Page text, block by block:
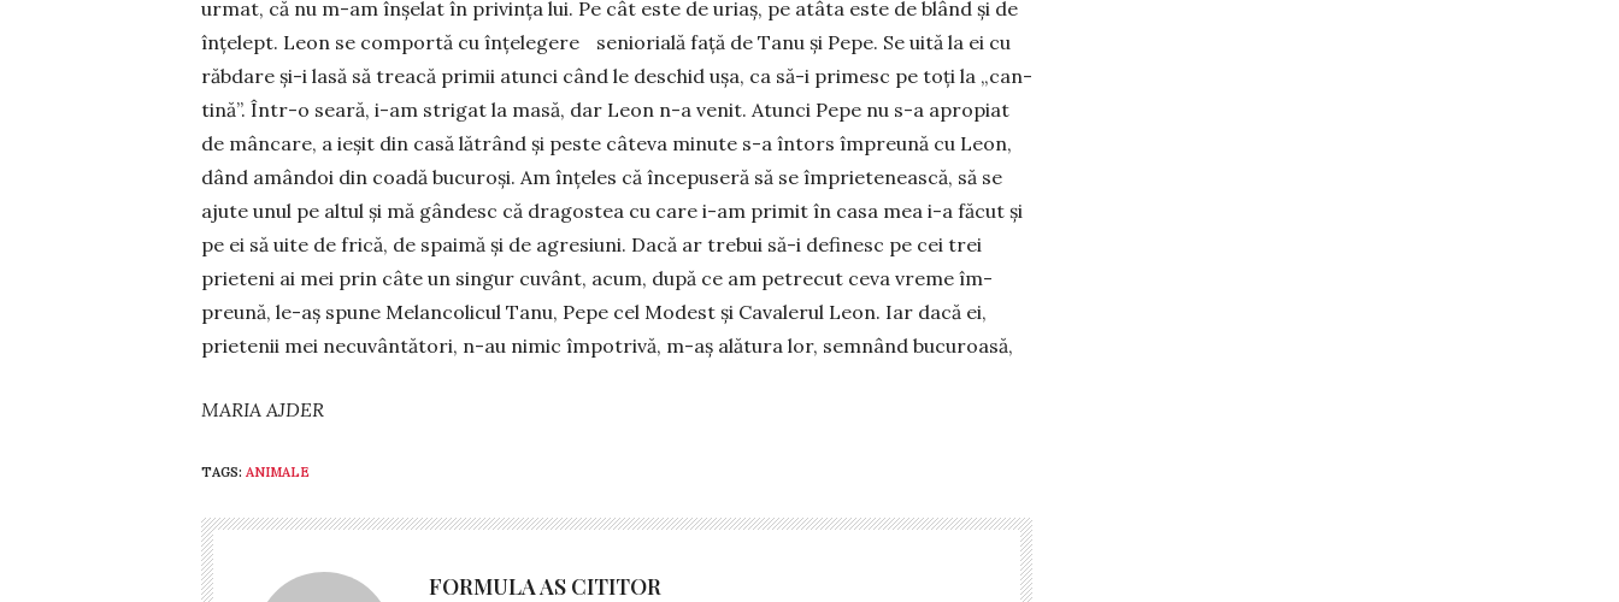
ur­mat, că nu m-am înşelat în privinţa lui. Pe cât este de uriaş, pe atâta este de blând şi de
în­ţelept. Leon se com­portă cu în­ţele­gere senio­rială faţă de Tanu şi Pepe. Se uită la ei cu
răbdare şi-i lasă să treacă primii atunci când le deschid uşa, ca să-i primesc pe toţi la „can­
tină”. Într-o seară, i-am stri­gat la masă, dar Leon n-a venit. Atunci Pepe nu s-a apro­piat
de mân­care, a ieşit din casă lătrând şi peste câteva minute s-a întors îm­preună cu Leon,
dând amân­doi din coadă bucu­roşi. Am înţeles că în­cepu­seră să se împrie­tenească, să se
ajute unul pe altul şi mă gân­desc că dra­gostea cu care i-am pri­mit în casa mea i-a făcut şi
pe ei să uite de fri­că, de spaimă şi de agre­siuni. Da­că ar trebui să-i definesc pe cei trei
prieteni ai mei prin câte un singur cuvânt, acum, după ce am petrecut ceva vre­me îm­­
preună, le-aş spune Me­lan­co­licul Tanu, Pepe cel Mo­dest şi Ca­va­lerul Le­on. Iar dacă ei,
prietenii mei ne­cuvân­tă­tori, n-au nimic îm­potrivă, m-aş ală­tura lor, sem­nând bucu­roasă,
MARIA AJDER
TAGS: ANIMALE
FORMULA AS CITITOR